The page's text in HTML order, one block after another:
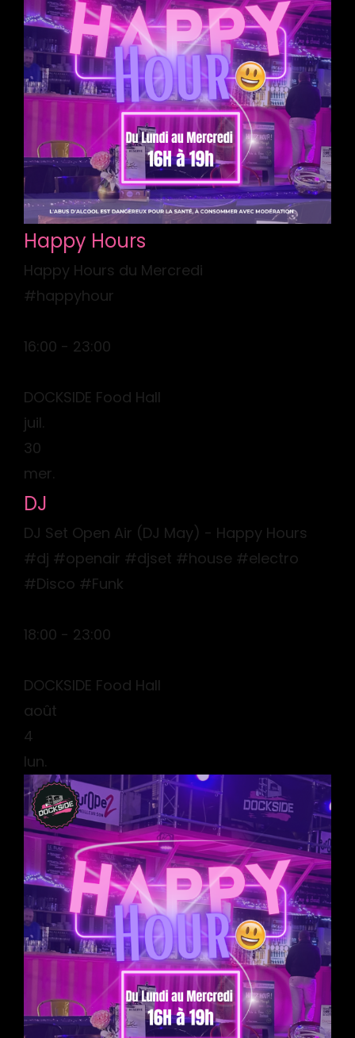
Happy Hours
Happy Hours du Mercredi
#happyhour
16:00 - 23:00
DOCKSIDE Food Hall
juil.
30
mer.
DJ
DJ Set Open Air (DJ May) - Happy Hours
#dj #openair #djset #house #electro
#Disco #Funk
18:00 - 23:00
DOCKSIDE Food Hall
août
4
lun.